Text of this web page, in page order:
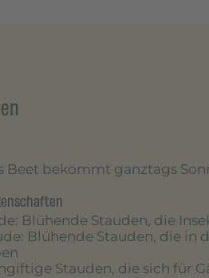
Beet bekommt ganztags
: Blühende Stauden, die
: Blühende Stauden, die in
Stauden, die sich für